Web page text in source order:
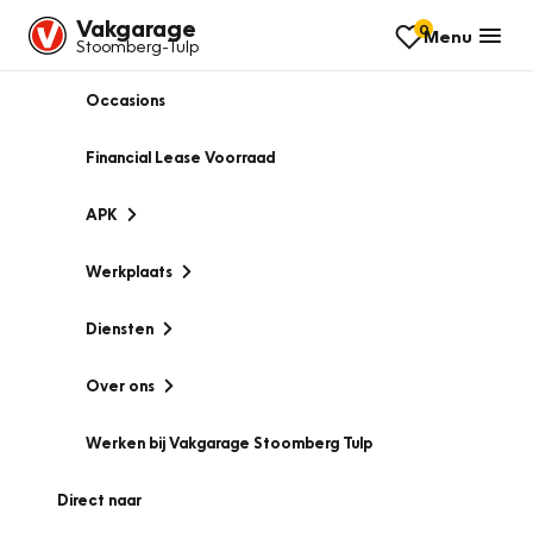
Vakgarage
Stoomberg-Tulp
0Menu
Occasions
Financial Lease Voorraad
APK
Werkplaats
Diensten
Over ons
Werken bij Vakgarage Stoomberg Tulp
Direct naar